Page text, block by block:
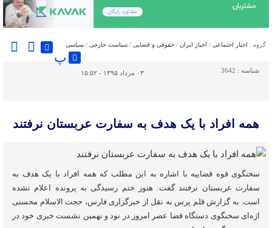
گروه : اخبار اجتماعی / اخبار ایران / حقوقی و قضایی / سیاست خارجی / سیاسی
پ
شناسه : 3642 ۰۳ مرداد ۱۳۹۵ - ۱۵:۵۲
همه افراد با یک هدف به سفارت عربستان نرفتند
سخنگوی قوه قضاییه با اشاره به این مطلب که همه افراد با یک هدف به
سفارت عربستان نرفتند گفت: هنوز ختم رسیدگی به پرونده اعلام نشده
است. به گزارش قلم پرس به نقل از خبرگزاری فارس، حجت الاسلام محسنی
اژه‌ای سخنگوی دستگاه قضا عصر امروز در نود و نهمین نشست خبری خود در